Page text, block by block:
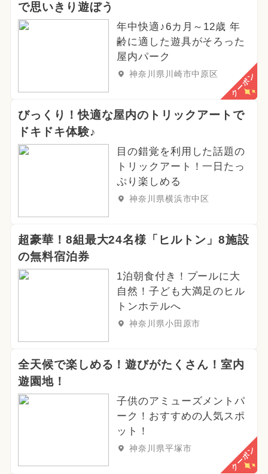
で思いきり遊ぼう
年中快適♪6カ月～12歳 年
齢に適した遊具がそろった
屋内パーク
神奈川県川崎市中原区 クーポン
びっくり！快適な屋内のトリックアートで
ドキドキ体験♪
目の錯覚を利用した話題の
トリックアート！一日たっ
ぷり楽しめる
神奈川県横浜市中区
超豪華！8組最大24名様「ヒルトン」8施設
の無料宿泊券
1泊朝食付き！プールに大
自然！子ども大満足のヒル
トンホテルへ
神奈川県小田原市
全天候で楽しめる！遊びがたくさん！室内
遊園地！
子供のアミューズメントパ
ーク！おすすめの人気スポ
ット！
神奈川県平塚市 クーポン